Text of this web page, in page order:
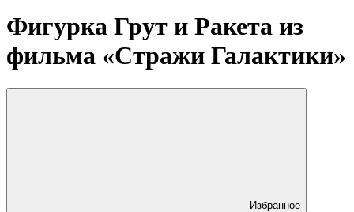
Фигурка Грут и Ракета из
фильма «Стражи Галактики»
Избранное